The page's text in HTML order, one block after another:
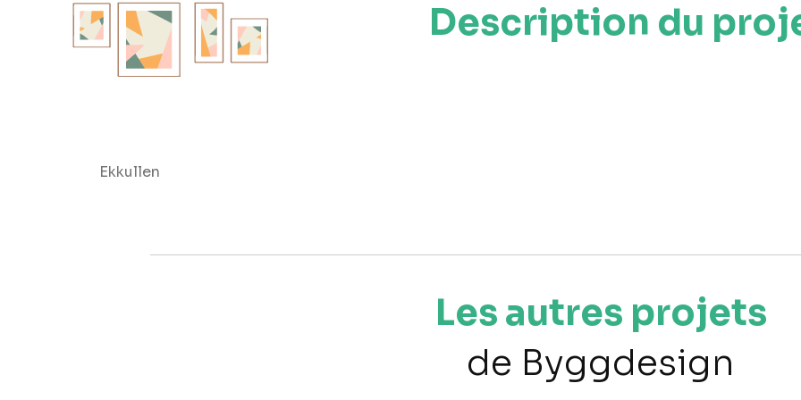
Description du
Ekkullen
Les autres projets
de Byggdesign